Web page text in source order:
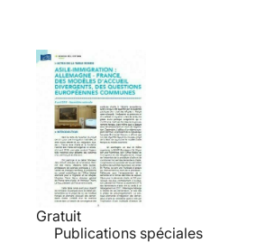
Gratuit
Publications spéciales